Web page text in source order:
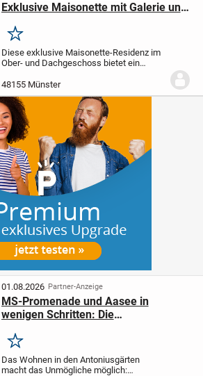
Exklusive Maisonette mit Galerie und
Merken
Diese exklusive Maisonette-Residenz im
Ober- und Dachgeschoss bietet ein
von Licht, Weite und architektonischer
Raffinesse.Eingebettet in ein 1.321 m²
großes...
48155 Münster
01.08.2026 Partner-Anzeige
MS-Promenade und Aasee in
wenigen Schritten: Die
Merken
Das Wohnen in den Antoniusgärten
macht das Unmögliche möglich: